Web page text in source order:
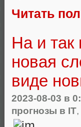
Читать
На и
новая
виде
2023-08-03 в
прогнозы в IT,